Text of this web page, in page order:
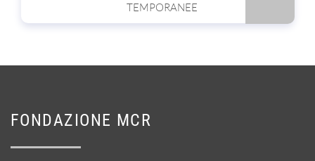
TEMPORANEE
FONDAZIONE MCR